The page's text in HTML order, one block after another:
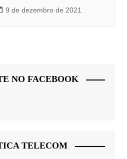
9 de dezembro de 2021
NO FACEBOOK
TELECOM